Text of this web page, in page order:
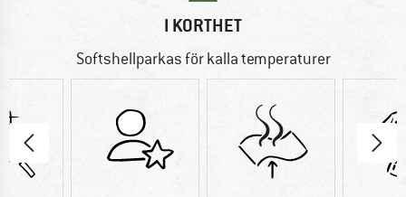
I KORTHET
Softshellparkas för kalla temperaturer